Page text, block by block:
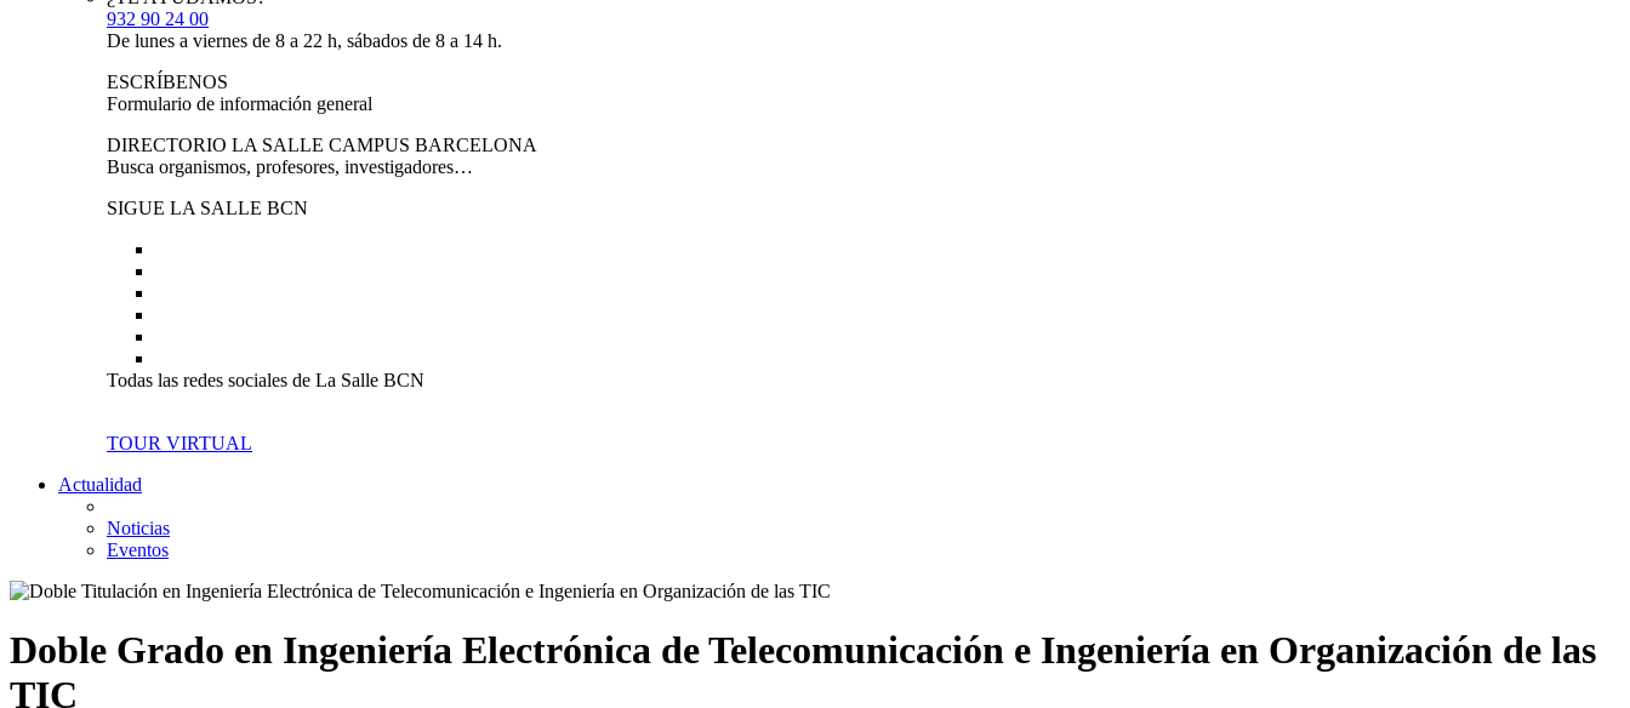
932 90 24 00
De lunes a viernes de 8 a 22 h, sábados de 8 a 14 h.
ESCRÍBENOS
Formulario de información general
DIRECTORIO LA SALLE CAMPUS BARCELONA
Busca organismos, profesores, investigadores…
SIGUE LA SALLE BCN
Todas las redes sociales de La Salle BCN
TOUR VIRTUAL
Actualidad
Noticias
Eventos
Doble Grado en Ingeniería Electrónica de Telecomunicación e Ingeniería en Organización de las
TIC